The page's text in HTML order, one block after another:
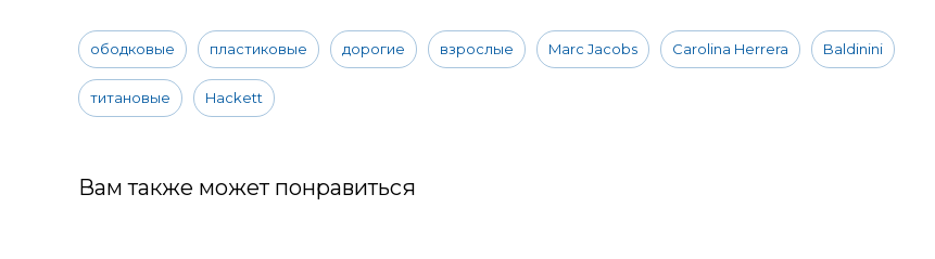
ободковые пластиковые дорогие взрослые Marc Jacobs Carolina Herrera Baldinini
титановые Hackett
Вам также может понравиться